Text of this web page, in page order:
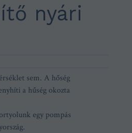
nyári
sem. A hőség
a hűség okozta
egy pompás